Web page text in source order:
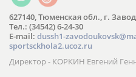
627140, Тюменская обл., г.
Тел.: (34542) 6-24-30
​E-mail: dussh1-
sportsckhola2.ucoz.ru
Директор - КОРКИН Евгений